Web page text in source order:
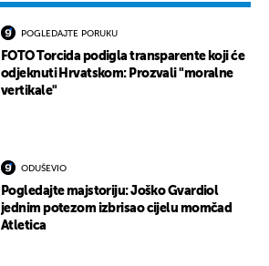
POGLEDAJTE PORUKU
FOTO Torcida podigla transparente koji će
odjeknuti Hrvatskom: Prozvali "moralne
vertikale"
ODUŠEVIO
Pogledajte majstoriju: Joško Gvardiol
jednim potezom izbrisao cijelu momčad
Atletica